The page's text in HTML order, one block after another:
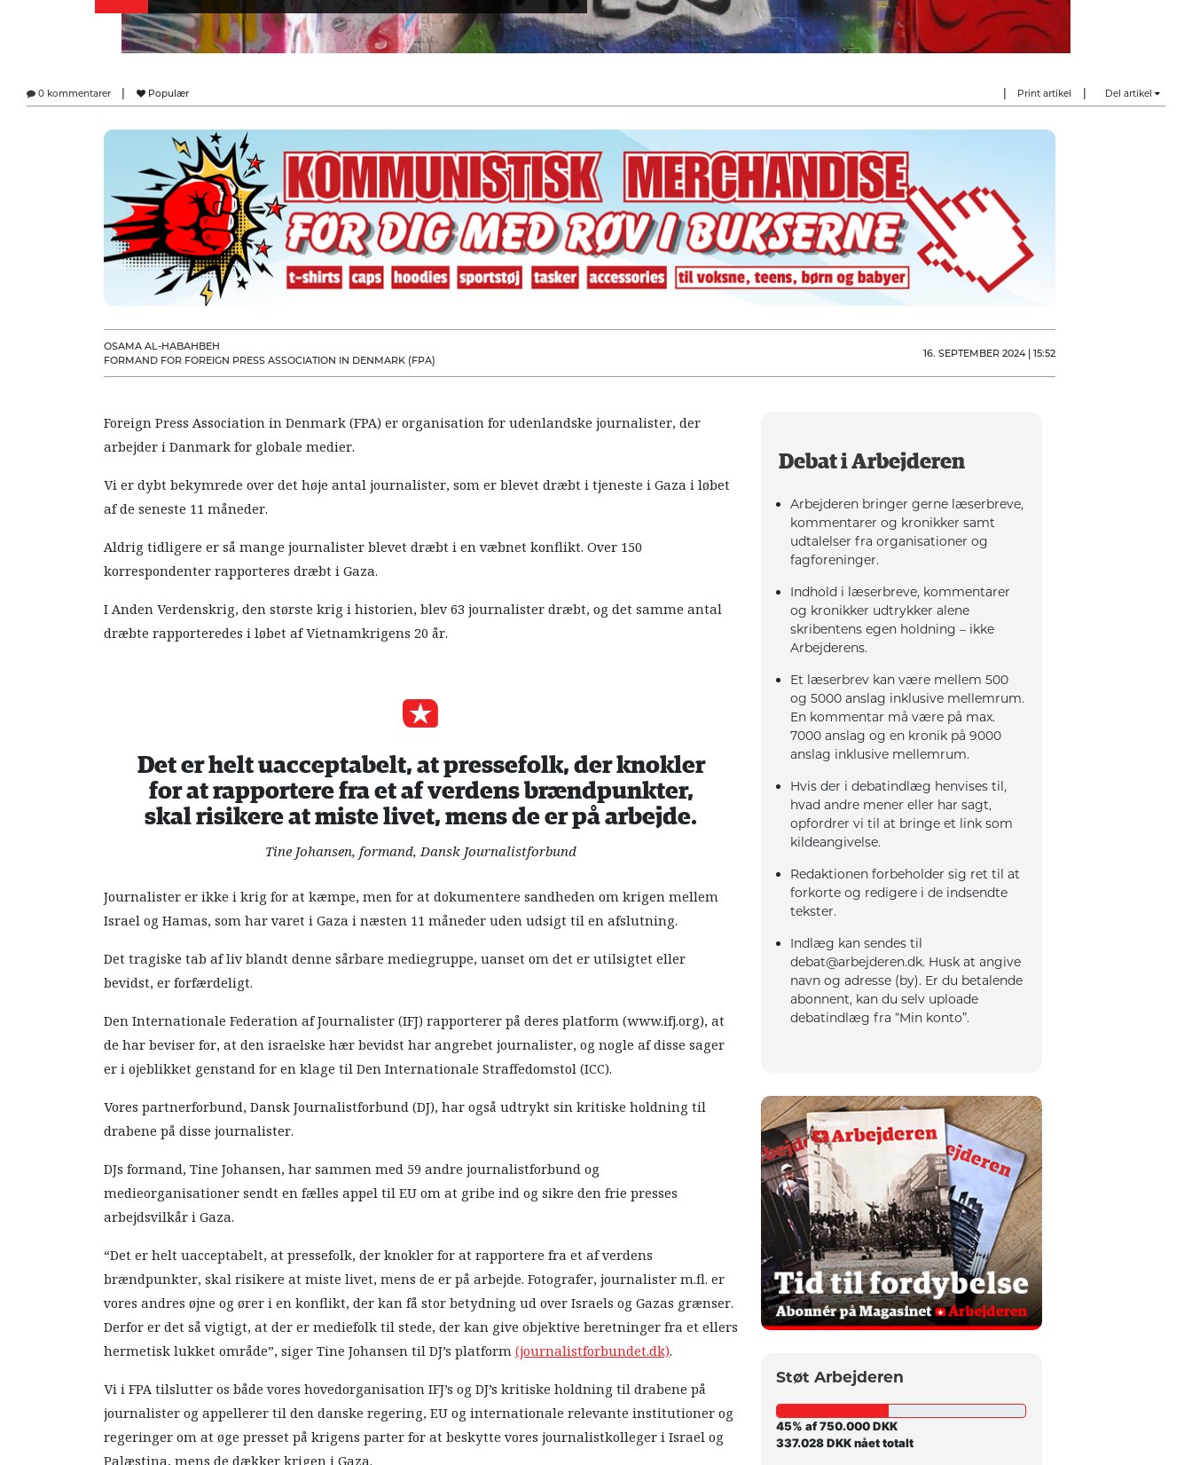
0 kommentarer Populær Print artikel Del artikel
OSAMA AL-HABAHBEH
FORMAND FOR FOREIGN PRESS ASSOCIATION IN DENMARK (FPA)
16. SEPTEMBER 2024 | 15:52
Foreign Press Association in Denmark (FPA) er organisation for udenlandske journalister, der
arbejder i Danmark for globale medier.
Vi er dybt bekymrede over det høje antal journalister, som er blevet dræbt i tjeneste i Gaza i løbet
af de seneste 11 måneder.
Aldrig tidligere er så mange journalister blevet dræbt i en væbnet konflikt. Over 150
korrespondenter rapporteres dræbt i Gaza.
I Anden Verdenskrig, den største krig i historien, blev 63 journalister dræbt, og det samme antal
dræbte rapporteredes i løbet af Vietnamkrigens 20 år.
Det er helt uacceptabelt, at pressefolk, der knokler
for at rapportere fra et af verdens brændpunkter,
skal risikere at miste livet, mens de er på arbejde.
Tine Johansen, formand, Dansk Journalistforbund
Journalister er ikke i krig for at kæmpe, men for at dokumentere sandheden om krigen mellem
Israel og Hamas, som har varet i Gaza i næsten 11 måneder uden udsigt til en afslutning.
Det tragiske tab af liv blandt denne sårbare mediegruppe, uanset om det er utilsigtet eller
bevidst, er forfærdeligt.
Den Internationale Federation af Journalister (IFJ) rapporterer på deres platform (www.ifj.org), at
de har beviser for, at den israelske hær bevidst har angrebet journalister, og nogle af disse sager
er i øjeblikket genstand for en klage til Den Internationale Straffedomstol (ICC).
Vores partnerforbund, Dansk Journalistforbund (DJ), har også udtrykt sin kritiske holdning til
drabene på disse journalister.
DJs formand, Tine Johansen, har sammen med 59 andre journalistforbund og
medieorganisationer sendt en fælles appel til EU om at gribe ind og sikre den frie presses
arbejdsvilkår i Gaza.
“Det er helt uacceptabelt, at pressefolk, der knokler for at rapportere fra et af verdens
brændpunkter, skal risikere at miste livet, mens de er på arbejde. Fotografer, journalister m.fl. er
vores andres øjne og ører i en konflikt, der kan få stor betydning ud over Israels og Gazas grænser.
Derfor er det så vigtigt, at der er mediefolk til stede, der kan give objektive beretninger fra et ellers
hermetisk lukket område”, siger Tine Johansen til DJ’s platform(journalistforbundet.dk).
Vi i FPA tilslutter os både vores hovedorganisation IFJ’s og DJ’s kritiske holdning til drabene på
journalister og appellerer til den danske regering, EU og internationale relevante institutioner og
regeringer om at øge presset på krigens parter for at beskytte vores journalistkolleger i Israel og
Debat i Arbejderen
Arbejderen bringer gerne læserbreve,
kommentarer og kronikker samt
udtalelser fra organisationer og
fagforeninger.
Indhold i læserbreve, kommentarer
og kronikker udtrykker alene
skribentens egen holdning – ikke
Arbejderens.
Et læserbrev kan være mellem 500
og 5000 anslag inklusive mellemrum.
En kommentar må være på max.
7000 anslag og en kronik på 9000
anslag inklusive mellemrum.
Hvis der i debatindlæg henvises til,
hvad andre mener eller har sagt,
opfordrer vi til at bringe et link som
kildeangivelse.
Redaktionen forbeholder sig ret til at
forkorte og redigere i de indsendte
tekster.
Indlæg kan sendes til
debat@arbejderen.dk. Husk at angive
navn og adresse (by). Er du betalende
abonnent, kan du selv uploade
debatindlæg fra “Min konto”.
Støt Arbejderen
45% af 750.000 DKK
337.028 DKK nået totalt